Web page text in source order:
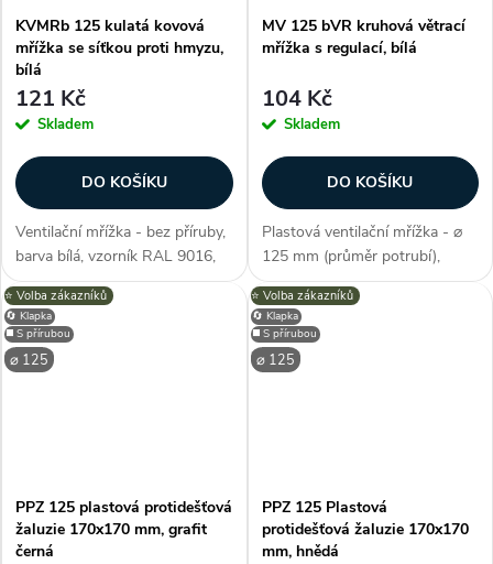
KVMRb 125 kulatá kovová
mřížka se síťkou proti hmyzu,
bílá
121 Kč
Skladem
DO KOŠÍKU
Ventilační mřížka - bez příruby,
barva bílá, vzorník RAL 9016,
materiál pozink. ocel, s
odolným lakováním, s pevnou
žaluzií, do interiéru i exteriéru,
elegantní design, síť...
MV 125 bVR kruhová větrací
mřížka s regulací, bílá
104 Kč
Skladem
DO KOŠÍKU
Plastová ventilační mřížka - ⌀
125 mm (průměr potrubí),
materiál ABS plast, barva bílá,
plně regulovatelný průtok, pro
nástěnnou i stropní montáž,
kruhová příruba, rozměry 160
×...
⌀ 125
⭐️ Volba zákazníků
🔄 Klapka
◼️ S přírubou
PPZ 125 plastová protidešťová
žaluzie 170x170 mm, grafit
černá
⌀ 125
⭐️ Volba zákazníků
🔄 Klapka
◼️ S přírubou
PPZ 125 Plastová
protidešťová žaluzie 170x170
mm, hnědá